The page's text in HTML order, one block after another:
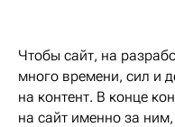
Чтобы сайт, на
много времени, сил и
на контент. В конце
на сайт именно за